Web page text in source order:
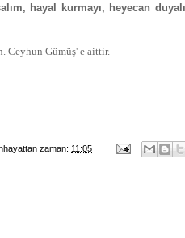
hayal kurmayı, heyecan
Ceyhun Gümüş' e aittir.
zaman: 11:05